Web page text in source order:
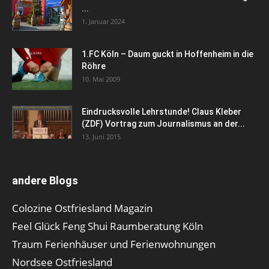
...
1. Januar 2024
1.FC Köln – Daum guckt in Hoffenheim in die
Röhre
10. Mai 2009
Eindrucksvolle Lehrstunde! Claus Kleber
(ZDF) Vortrag zum Journalismus an der...
13. Juni 2015
andere Blogs
Colozine Ostfriesland Magazin
Feel Glück Feng Shui Raumberatung Köln
Traum Ferienhäuser und Ferienwohnungen
Nordsee Ostfriesland